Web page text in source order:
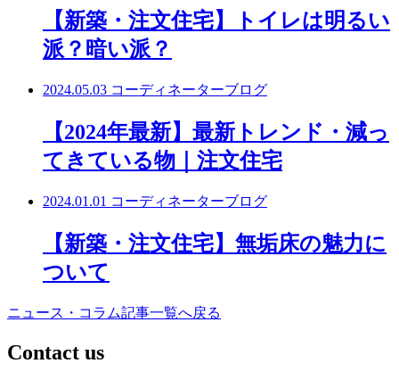
【新築・注文住宅】トイレは明るい
派？暗い派？
2024.05.03 コーディネーターブログ
【2024年最新】最新トレンド・減っ
てきている物｜注文住宅
2024.01.01 コーディネーターブログ
【新築・注文住宅】無垢床の魅力に
ついて
ニュース・コラム記事一覧へ戻る
Contact us